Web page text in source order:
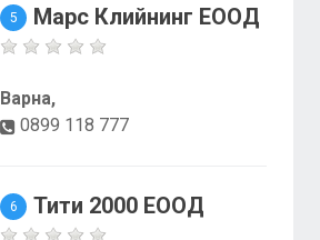
5 Марс Клийнинг ЕООД
Варна,
0899 118 777
6 Тити 2000 ЕООД